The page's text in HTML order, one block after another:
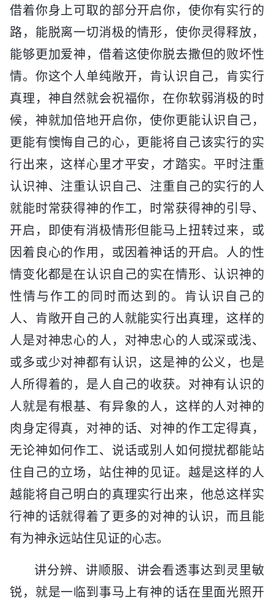
借着你身上可取的部分开启你，使你有实行的
路，能脱离一切消极的情形，使你灵得释放，
能够更加爱神，借着这使你脱去撒但的败坏性
情。你这个人单纯敞开，肯认识自己，肯实行
真理，神自然就会祝福你，在你软弱消极的时
候，神就加倍地开启你，使你更能认识自己，
更能有懊悔自己的心，更能将自己该实行的实
行出来，这样心里才平安，才踏实。平时注重
认识神、注重认识自己、注重自己的实行的人
就能时常获得神的作工，时常获得神的引导、
开启，即使有消极情形但能马上扭转过来，或
因着良心的作用，或因着神话的开启。人的性
情变化都是在认识自己的实在情形、认识神的
性情与作工的同时而达到的。肯认识自己的
人、肯敞开自己的人就能实行出真理，这样的
人是对神忠心的人，对神忠心的人或深或浅、
或多或少对神都有认识，这是神的公义，也是
人所得着的，是人自己的收获。对神有认识的
人就是有根基、有异象的人，这样的人对神的
肉身定得真，对神的话、对神的作工定得真，
无论神如何作工、说话或别人如何搅扰都能站
住自己的立场，站住神的见证。越是这样的人
越能将自己明白的真理实行出来，他总这样实
行神的话就得着了更多的对神的认识，而且能
有为神永远站住见证的心志。
讲分辨、讲顺服、讲会看透事达到灵里敏
锐，就是一临到事马上有神的话在里面光照开